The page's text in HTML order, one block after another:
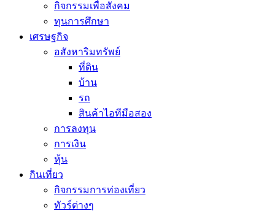
กิจกรรมเพื่อสังคม
ทุนการศึกษา
เศรษฐกิจ
อสังหาริมทรัพย์
ที่ดิน
บ้าน
รถ
สินค้าไอทีมือสอง
การลงทุน
การเงิน
หุ้น
กินเที่ยว
กิจกรรมการท่องเที่ยว
ทัวร์ต่างๆ